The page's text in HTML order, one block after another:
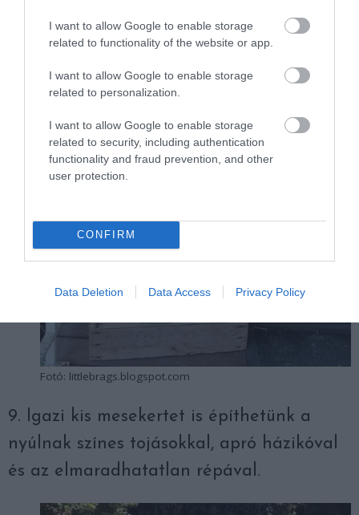
I want to allow Google to enable storage
related to functionality of the website or app.
I want to allow Google to enable storage
related to personalization.
I want to allow Google to enable storage
related to security, including authentication
functionality and fraud prevention, and other
user protection.
CONFIRM
Data Deletion Data Access Privacy Policy
Fotó: littlebrags.blogspot.com
9. Igazi kis mesekertet is építhetünk a
nyúlnak színes tojásokkal, apró házikóval
és az elmaradhatatlan répával.